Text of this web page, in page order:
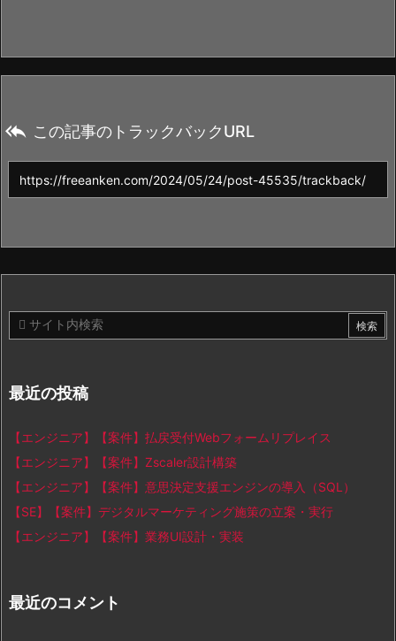
 この記事のトラックバックURL
最近の投稿
【エンジニア】【案件】払戻受付Webフォームリプレイス
【エンジニア】【案件】Zscaler設計構築
【エンジニア】【案件】意思決定支援エンジンの導入（SQL）
【SE】【案件】デジタルマーケティング施策の立案・実行
【エンジニア】【案件】業務UI設計・実装
最近のコメント